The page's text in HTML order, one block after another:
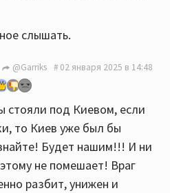
слышать.
@Garriks 02 января 2025 в 14:48
стояли под Киевом, если
то Киев уже был бы
Будет нашим!!! И ни
не помешает! Враг
разбит, унижен и